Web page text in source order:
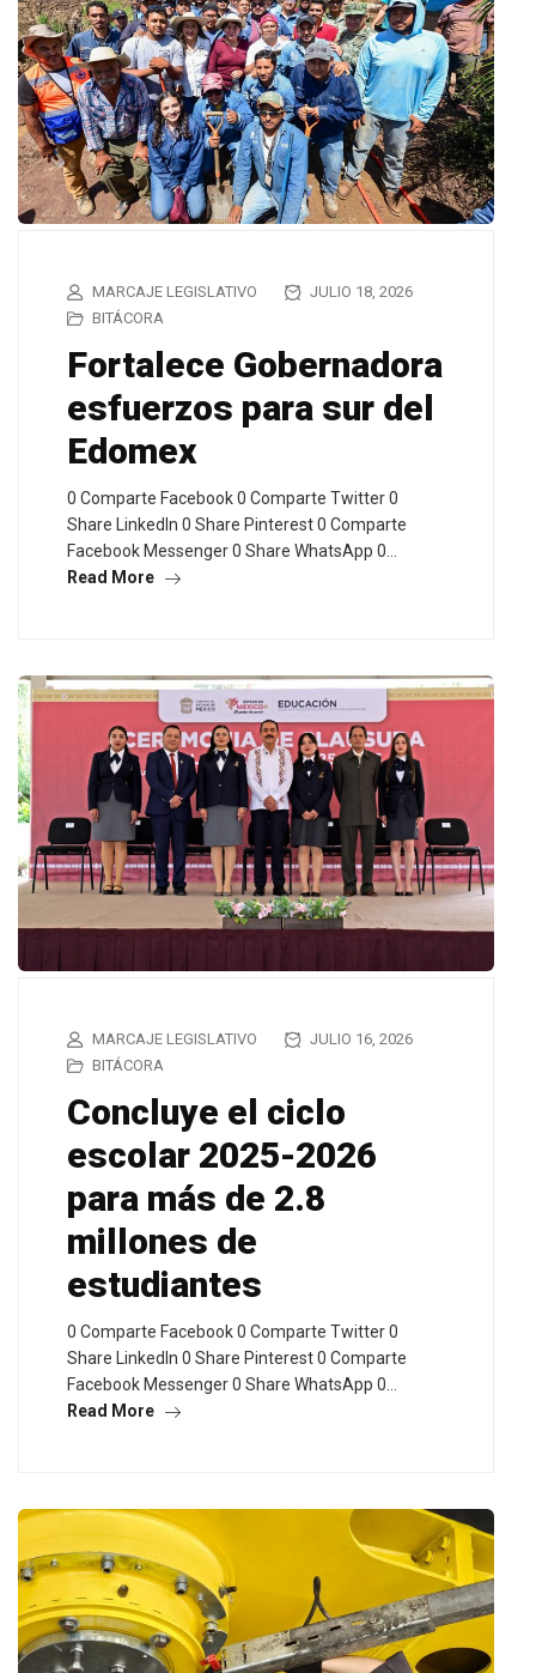
MARCAJE LEGISLATIVO
JULIO 18, 2026
BITÁCORA
Fortalece Gobernadora
esfuerzos para sur del
Edomex
0 Comparte Facebook 0 Comparte Twitter 0
Share LinkedIn 0 Share Pinterest 0 Comparte
Facebook Messenger 0 Share WhatsApp 0…
Read More
MARCAJE LEGISLATIVO
JULIO 16, 2026
BITÁCORA
Concluye el ciclo
escolar 2025-2026
para más de 2.8
millones de
estudiantes
0 Comparte Facebook 0 Comparte Twitter 0
Share LinkedIn 0 Share Pinterest 0 Comparte
Facebook Messenger 0 Share WhatsApp 0…
Read More